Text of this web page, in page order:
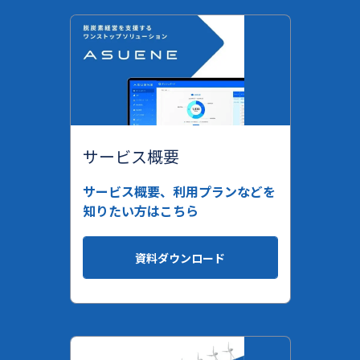
サービス概要
サービス概要、利用プランなどを
知りたい方はこちら
資料ダウンロード